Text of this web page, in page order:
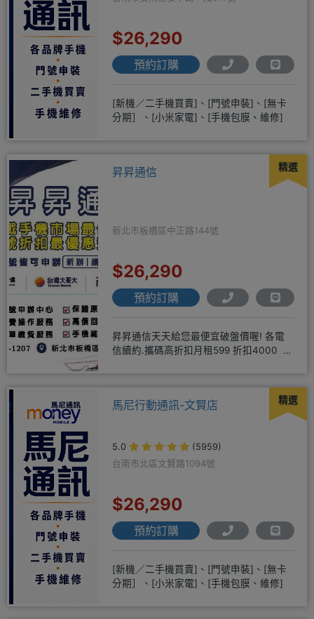
$26,290
預約訂購
[新機／二手機買賣]、[門號申裝]、[無卡
分期］、[小米家電]、[手機包膜、維修]
精選
昇昇通信
新北市板橋區中正路144號
$26,290
預約訂購
昇昇通信天天給您最便宜破盤價喔! 各電
信續約.攜碼高折扣月租599 折扣4000 月
精選
馬尼行動通訊-文賢店
5.0
(5959)
台南市北區文賢路1094號
$26,290
預約訂購
[新機／二手機買賣]、[門號申裝]、[無卡
分期］、[小米家電]、[手機包膜、維修]